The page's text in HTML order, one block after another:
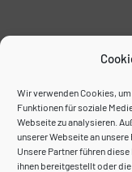
Wir verwenden Cookies,
Funktionen für soziale
Webseite zu analysieren.
unserer Webseite an
Unsere Partner führen
ihnen bereitgestellt oder
Unser